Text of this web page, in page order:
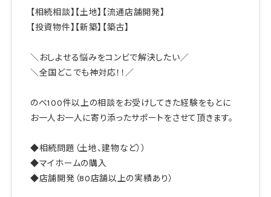
【相続相談】【土地】【流通店舗開発】
【投資物件】【新築】【築古】
＼おしよせる悩みをコンビで解決したい／
＼全国どこでも神対応！！／
のべ100件以上の相談をお受けしてきた経験をもとに
お一人お一人に寄り添ったサポートをさせて頂きます。
◆相続問題（土地、建物など））
◆マイホームの購入
◆店舗開発（80店舗以上の実績あり）